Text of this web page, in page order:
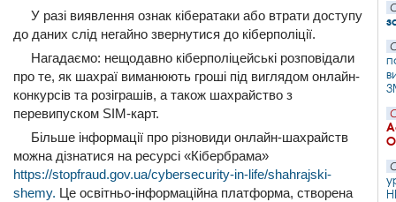
У разі виявлення ознак кібератаки або втрати доступу
до даних слід негайно звернутися до кіберполіції.
Нагадаємо: нещодавно кіберполіцейські розповідали
про те, як шахраї виманюють гроші під виглядом онлайн-
конкурсів та розіграшів, а також шахрайство з
перевипуском SIM-карт.
Більше інформації про різновиди онлайн-шахрайств
можна дізнатися на ресурсі «Кібербрама»
https://stopfraud.gov.ua/cybersecurity-in-life/shahrajski-
shemy. Це освітньо-інформаційна платформа, створена